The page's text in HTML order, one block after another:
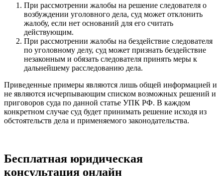
При рассмотрении жалобы на решение следователя о
возбуждении уголовного дела, суд может отклонить
жалобу, если нет оснований для его считать
действующим.
При рассмотрении жалобы на бездействие следователя
по уголовному делу, суд может признать бездействие
незаконным и обязать следователя принять меры к
дальнейшему расследованию дела.
Приведенные примеры являются лишь общей информацией и
не являются исчерпывающим списком возможных решений и
приговоров суда по данной статье УПК РФ. В каждом
конкретном случае суд будет принимать решение исходя из
обстоятельств дела и применяемого законодательства.
Бесплатная юридическая
консультация онлайн